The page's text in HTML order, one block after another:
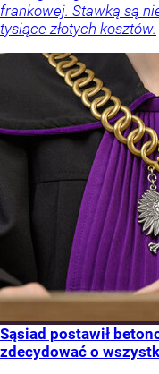
frankowej. Stawką są
tysiące złotych kosztów.
Sąsiad postawił
zdecydować o